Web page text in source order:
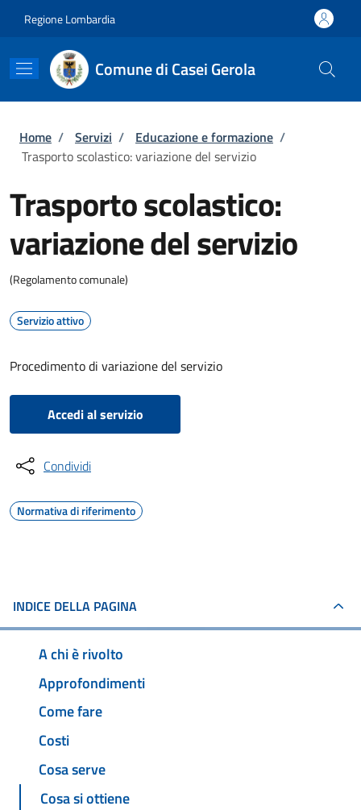
Regione Lombardia
Comune di Casei Gerola
Briciole di pane
Home / Servizi / Educazione e formazione /
Trasporto scolastico: variazione del servizio
Trasporto scolastico:
variazione del servizio
(Regolamento comunale)
Servizio attivo
Procedimento di variazione del servizio
Accedi al servizio
Condividi
Normativa di riferimento
INDICE DELLA PAGINA
A chi è rivolto
Approfondimenti
Come fare
Costi
Cosa serve
Cosa si ottiene